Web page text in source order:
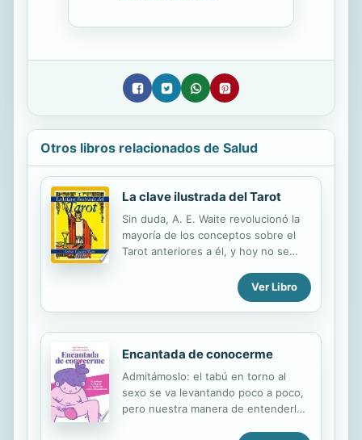
Otros libros relacionados de Salud
La clave ilustrada del Tarot
Sin duda, A. E. Waite revolucionó la
mayoría de los conceptos sobre el
Tarot anteriores a él, y hoy no se
sin su extraordinaria contribución.
Esta aportación consistió en
presentar a los interesados en el
ocultismo una nueva visión del Tarot
basada en el simbolismo hermético,y
libro, y, por otra, en el diseño de su
famosa baraja. Pero mientras el Tarot
que él creó es hoy día difundido y
conocido en todo el mundo, el libro
Ver Libro
Encantada de conocerme
Admitámoslo: el tabú en torno al
sexo se va levantando poco a poco,
pero nuestra manera de entenderlo